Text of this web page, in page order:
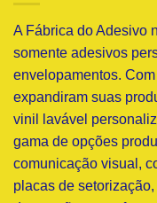
A Fábrica do Adesivo
somente adesivos
envelopamentos.
expandiram suas
vinil lavável
gama de opções
comunicação visual,
placas de